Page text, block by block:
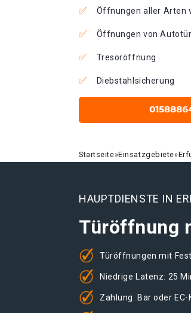
Öffnungen aller Arten
Öffnungen von
Tresoröffnung
Diebstahlsicherung
Startseite»Einsatzgebiete»
HAUPTDIENSTE IN
Türöffnung
Türöffnungen mit
Niedrige Latenz: 25
Zahlung: Bar oder EC-